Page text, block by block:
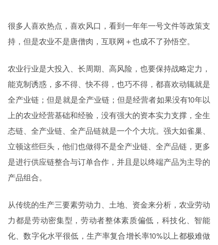
很多人喜欢热点，喜欢风口，看到一年年一号文件等政策支
持，但是农业不是唐僧肉，互联网＋也成不了孙悟空。
农业行业是大投入、长周期、高风险，也要保持战略定力，
能克制诱惑，多不得、快不得，也巧不得，都喜欢动辄就是
全产业链；但是就是全产业链；但是经营者如果没有10年以
上的农业经营基础和经验，没有强大的资本实力支撑，全生
态链、全产业链、全产品链就是一个个大坑。强大如雀巢、
立顿这些巨头，他们也做得不是全产业链、全产品链，更多
是进行供应链整合与订单合作，并且是以终端产品为主导的
产品组合。
从传统的生产三要素劳动力、土地、资金来分析，农业劳动
力都是劳动密集型，劳动者整体素质偏低，科技化、智能
化、数字化水平很低，生产率复合增长率10%以上都极难做